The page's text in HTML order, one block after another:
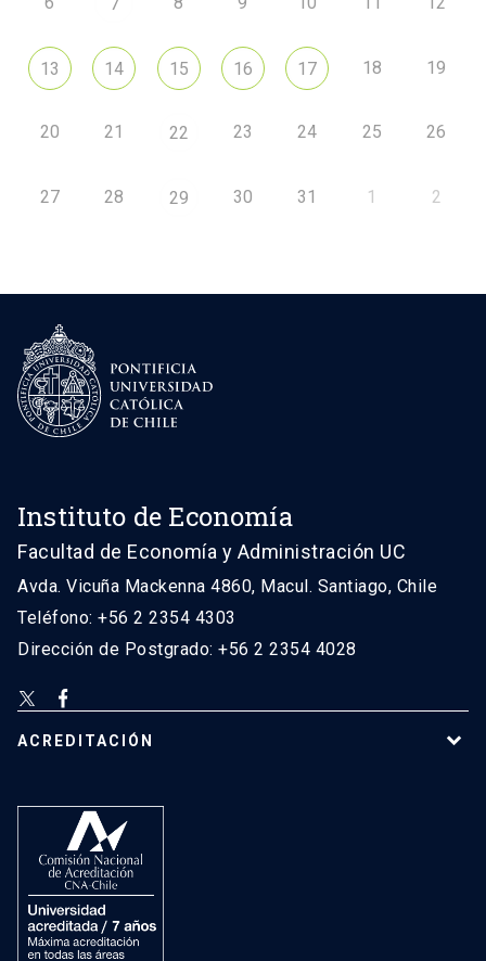
13 14 15 16 17 18 19
20 21 22 23 24 25 26
27 28 29 30 31 1 2
Instituto de Economía
Facultad de Economía y Administración UC
Avda. Vicuña Mackenna 4860, Macul. Santiago, Chile
Teléfono: +56 2 2354 4303
Dirección de Postgrado: +56 2 2354 4028
ACREDITACIÓN